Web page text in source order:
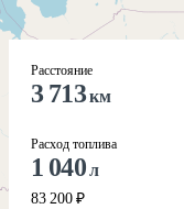
Расстояние
3 713км
Расход топлива
1 040л
83 200 ₽